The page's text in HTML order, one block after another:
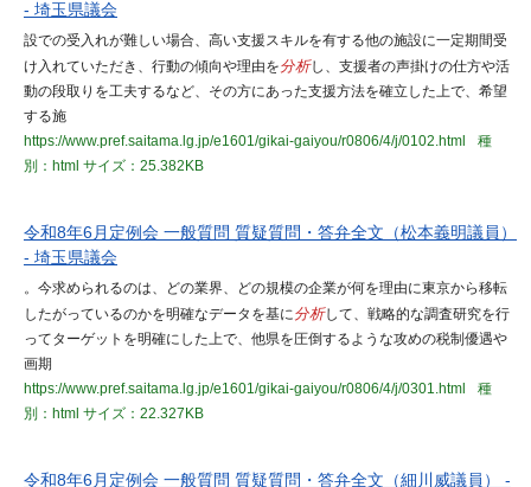
- 埼玉県議会
設での受入れが難しい場合、高い支援スキルを有する他の施設に一定期間受
け入れていただき、行動の傾向や理由を分析し、支援者の声掛けの仕方や活
動の段取りを工夫するなど、その方にあった支援方法を確立した上で、希望
する施
https://www.pref.saitama.lg.jp/e1601/gikai-gaiyou/r0806/4/j/0102.html
種
別：html サイズ：25.382KB
令和8年6月定例会 一般質問 質疑質問・答弁全文（松本義明議員）
- 埼玉県議会
。今求められるのは、どの業界、どの規模の企業が何を理由に東京から移転
したがっているのかを明確なデータを基に分析して、戦略的な調査研究を行
ってターゲットを明確にした上で、他県を圧倒するような攻めの税制優遇や
画期
https://www.pref.saitama.lg.jp/e1601/gikai-gaiyou/r0806/4/j/0301.html
種
別：html サイズ：22.327KB
令和8年6月定例会 一般質問 質疑質問・答弁全文（細川威議員） -